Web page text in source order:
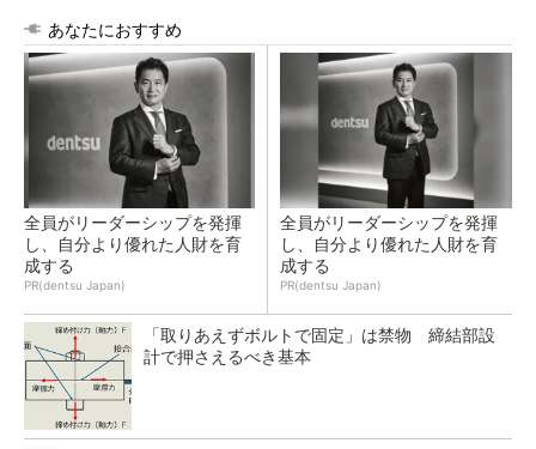
あなたにおすすめ
全員がリーダーシップを発揮
し、自分より優れた人財を育
成する
PR(dentsu Japan)
全員がリーダーシップを発揮
し、自分より優れた人財を育
成する
PR(dentsu Japan)
「取りあえずボルトで固定」は禁物 締結部設
計で押さえるべき基本